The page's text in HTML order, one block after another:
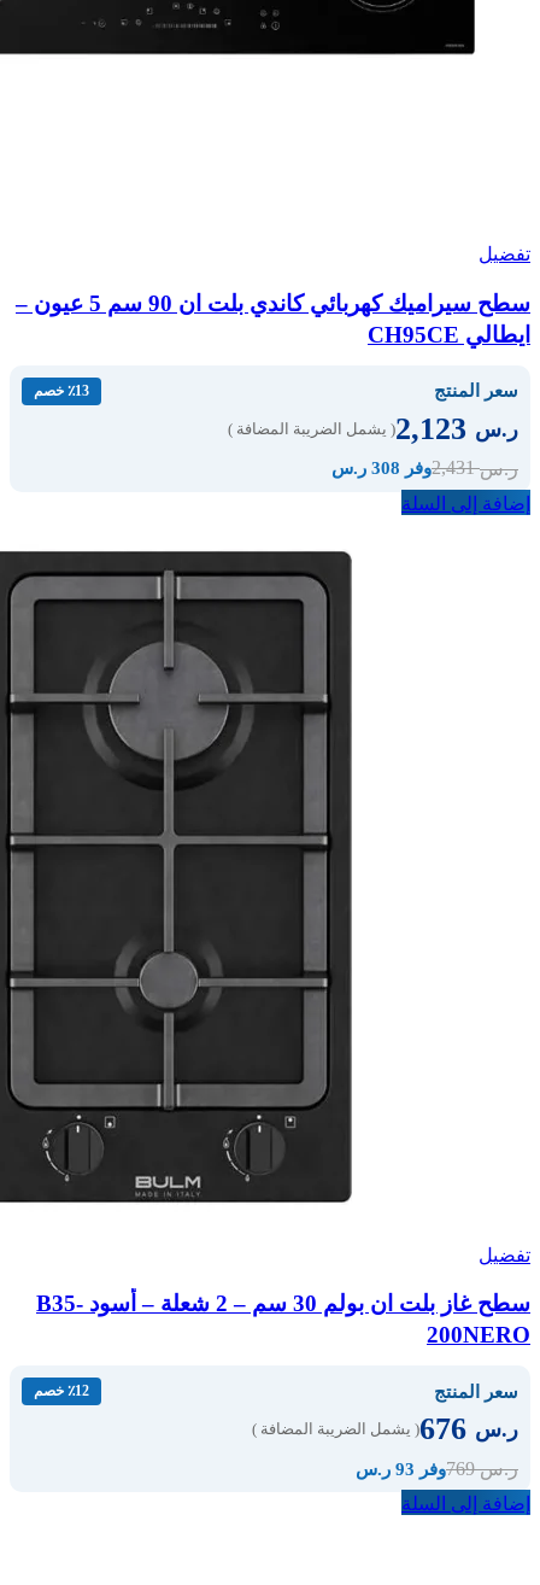
تفضيل
سطح سيراميك كهربائي كاندي بلت ان 90 سم 5 عيون –
ايطالي CH95CE
سعر المنتج ٪13 خصم
ر.س ( يشمل الضريبة المضافة )
ر.س2,431 وفر 308 ر.س
إضافة إلى السلة
تفضيل
سطح غاز بلت ان بولم 30 سم – 2 شعلة – أسود B35-
200NERO
سعر المنتج ٪12 خصم
ر.س ( يشمل الضريبة المضافة )
ر.س769 وفر 93 ر.س
إضافة إلى السلة